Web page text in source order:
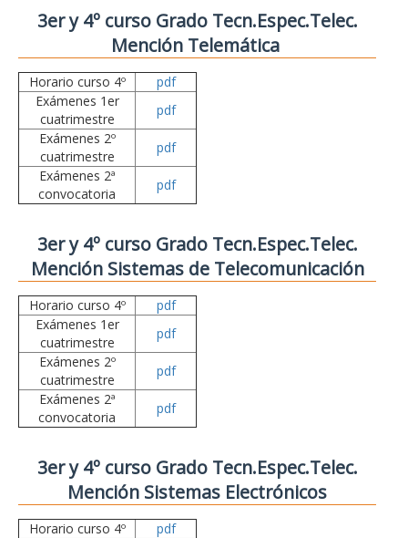
3er y 4º curso Grado Tecn.Espec.Telec.
Mención Telemática
Horario curso 4º
pdf
Exámenes 1er
cuatrimestre
pdf
Exámenes 2º
cuatrimestre
pdf
Exámenes 2ª
convocatoria
pdf
3er y 4º curso Grado Tecn.Espec.Telec.
Mención Sistemas de Telecomunicación
Horario curso 4º
pdf
Exámenes 1er
cuatrimestre
pdf
Exámenes 2º
cuatrimestre
pdf
Exámenes 2ª
convocatoria
pdf
3er y 4º curso Grado Tecn.Espec.Telec.
Mención Sistemas Electrónicos
Horario curso 4º
pdf